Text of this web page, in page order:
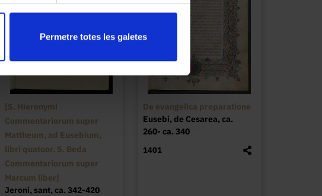
Permetre totes les galetes
[S. Hieronymi
Commentariorum super
Mattheum, ad Eusebium,
libri quatuor. S. Beda
Commentariorum super
Marcum liber]
Jeroni, sant, ca. 342-420
De evangelica preparatione
Eusebi, de Cesarea, ca.
260- ca. 340
1401